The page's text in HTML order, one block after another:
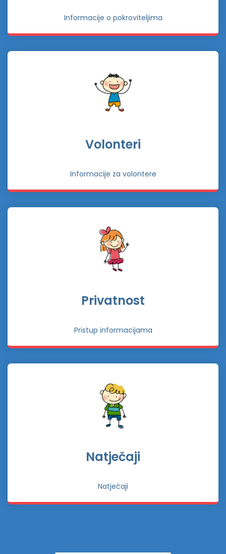
Informacije o pokroviteljima
Volonteri
Informacije za volontere
Privatnost
Pristup informacijama
Natječaji
Natječaji